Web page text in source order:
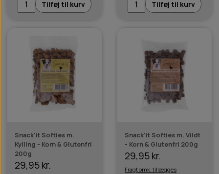
Tilføj til kurv Tilføj til kurv
Snack'it Softies m.
Kylling - Korn & Glutenfri
200g
29,95 kr.
Snack'it Softies m. Vildt
- Korn & Glutenfri 200g
29,95 kr.
Fragt omk. tillægges